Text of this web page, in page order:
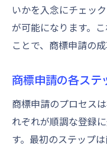
いかを入念にチェッ
が可能になります。
ことで、商標申請の
商標申請の各ステ
商標申請のプロセス
れぞれが順調な登録
す。最初のステップ